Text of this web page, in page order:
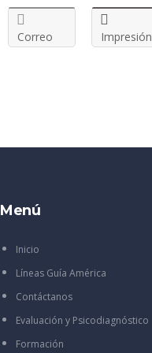
Correo Impresión
Menú
Inicio
Líneas Guía América
Contáctanos
Evaluación y Psicodiagnóstico
Formación